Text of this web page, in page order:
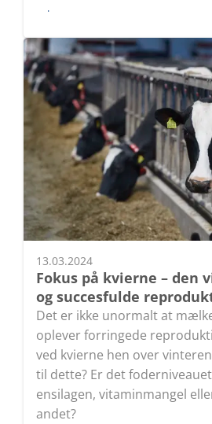
Læs
13.03.2024
Fokus på kvierne –
og succesfulde
Det er ikke unormalt at
oplever forringede
ved kvierne hen over
til dette? Er det
ensilagen, vitaminmangel
andet?